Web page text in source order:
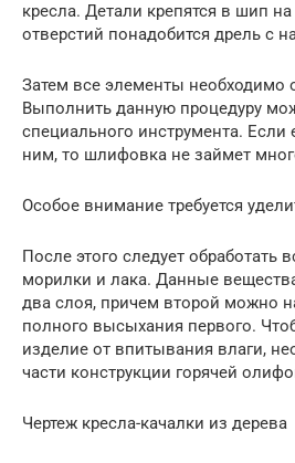
кресла. Детали крепятся в шип
отверстий понадобится дрель с
Затем все элементы необходимо
Выполнить данную процедуру
специального инструмента. Если
ним, то шлифовка не займет
Особое внимание требуется
После этого следует обработать
морилки и лака. Данные
два слоя, причем второй можно
полного высыхания первого.
изделие от впитывания влаги,
части конструкции горячей
Чертеж кресла-качалки из дерева